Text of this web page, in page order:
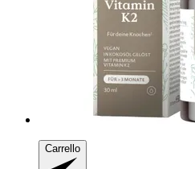
Carrello